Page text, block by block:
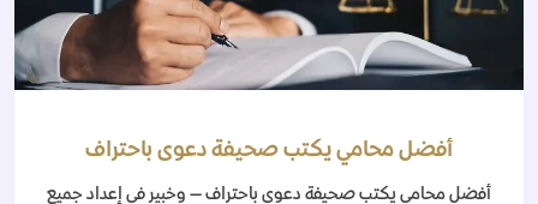
أفضل محامي يكتب صحيفة دعوى باحتراف
أفضل محامي يكتب صحيفة دعوى باحتراف — وخبير في إعداد جميع